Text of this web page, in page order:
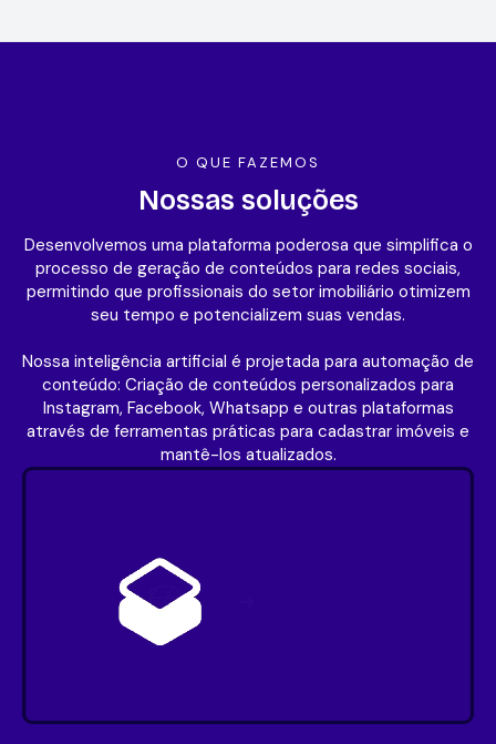
O QUE FAZEMOS
Nossas soluções
Desenvolvemos uma plataforma poderosa que simplifica o
processo de geração de conteúdos para redes sociais,
permitindo que profissionais do setor imobiliário otimizem
seu tempo e potencializem suas vendas.
Nossa inteligência artificial é projetada para automação de
conteúdo: Criação de conteúdos personalizados para
Instagram, Facebook, Whatsapp e outras plataformas
através de ferramentas práticas para cadastrar imóveis e
mantê-los atualizados.